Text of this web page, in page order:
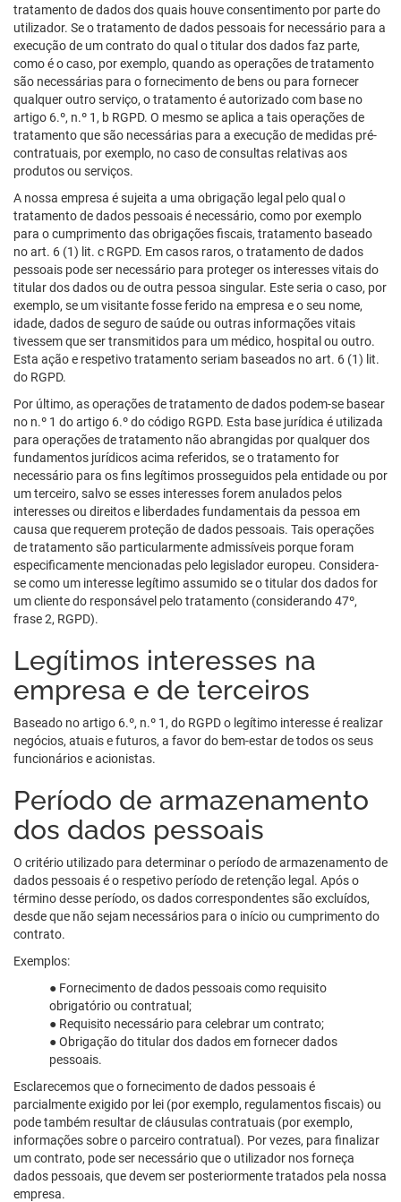
tratamento de dados dos quais houve consentimento por parte do
utilizador. Se o tratamento de dados pessoais for necessário para a
execução de um contrato do qual o titular dos dados faz parte,
como é o caso, por exemplo, quando as operações de tratamento
são necessárias para o fornecimento de bens ou para fornecer
qualquer outro serviço, o tratamento é autorizado com base no
artigo 6.º, n.º 1, b RGPD. O mesmo se aplica a tais operações de
tratamento que são necessárias para a execução de medidas pré-
contratuais, por exemplo, no caso de consultas relativas aos
produtos ou serviços.
A nossa empresa é sujeita a uma obrigação legal pelo qual o
tratamento de dados pessoais é necessário, como por exemplo
para o cumprimento das obrigações fiscais, tratamento baseado
no art. 6 (1) lit. c RGPD. Em casos raros, o tratamento de dados
pessoais pode ser necessário para proteger os interesses vitais do
titular dos dados ou de outra pessoa singular. Este seria o caso, por
exemplo, se um visitante fosse ferido na empresa e o seu nome,
idade, dados de seguro de saúde ou outras informações vitais
tivessem que ser transmitidos para um médico, hospital ou outro.
Esta ação e respetivo tratamento seriam baseados no art. 6 (1) lit.
do RGPD.
Por último, as operações de tratamento de dados podem-se basear
no n.º 1 do artigo 6.º do código RGPD. Esta base jurídica é utilizada
para operações de tratamento não abrangidas por qualquer dos
fundamentos jurídicos acima referidos, se o tratamento for
necessário para os fins legítimos prosseguidos pela entidade ou por
um terceiro, salvo se esses interesses forem anulados pelos
interesses ou direitos e liberdades fundamentais da pessoa em
causa que requerem proteção de dados pessoais. Tais operações
de tratamento são particularmente admissíveis porque foram
especificamente mencionadas pelo legislador europeu. Considera-
se como um interesse legítimo assumido se o titular dos dados for
um cliente do responsável pelo tratamento (considerando 47º,
frase 2, RGPD).
Legítimos interesses na
empresa e de terceiros
Baseado no artigo 6.º, n.º 1, do RGPD o legítimo interesse é realizar
negócios, atuais e futuros, a favor do bem-estar de todos os seus
funcionários e acionistas.
Período de armazenamento
dos dados pessoais
O critério utilizado para determinar o período de armazenamento de
dados pessoais é o respetivo período de retenção legal. Após o
término desse período, os dados correspondentes são excluídos,
desde que não sejam necessários para o início ou cumprimento do
contrato.
Exemplos:
● Fornecimento de dados pessoais como requisito
obrigatório ou contratual;
● Requisito necessário para celebrar um contrato;
● Obrigação do titular dos dados em fornecer dados
pessoais.
Esclarecemos que o fornecimento de dados pessoais é
parcialmente exigido por lei (por exemplo, regulamentos fiscais) ou
pode também resultar de cláusulas contratuais (por exemplo,
informações sobre o parceiro contratual). Por vezes, para finalizar
um contrato, pode ser necessário que o utilizador nos forneça
dados pessoais, que devem ser posteriormente tratados pela nossa
empresa.